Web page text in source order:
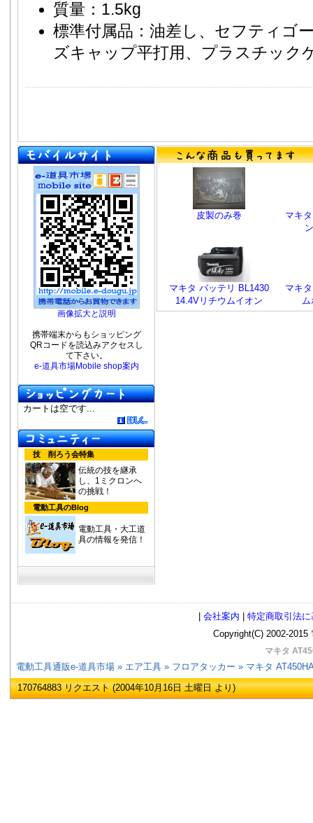
質量：1.5kg
標準付属品：油差し、セフティゴ
ズキャップ平打用、プラスチック
画像拡大と説明
携帯端末からもショッピング
QRコードを読込みアクセスし
て下さい。
e-道具市場Mobile shop案内
カートは空です...
技 削ろう会特集
伝統の技を継承
し、1ミクロンへ
の挑戦！
電動工具のBlog
電動工具・大工道
具の情報を発信！
皮製のみ巻
マキ
マキタ バッテリ BL1430
14.4Vリチウムイオン
マキ
ム
会社案内
特定商取引法
Copyright(C) 2002-
マキタ
電動工具通販e-道具市場 » エア工具 » フロアタッカー » マキタ
170764883 リクエスト (2004年10月16日 土曜日 より)